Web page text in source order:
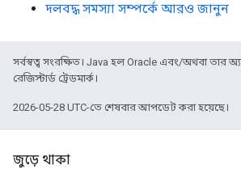
দলবদ্ধ সমস্যা সম্পর্কে আরও জানুন
সর্বস্বত্ব সংরক্ষিত। Java হল Oracle এবং/অথবা তার
রেজিস্টার্ড ট্রেডমার্ক।
2026-05-28 UTC-তে শেষবার আপডেট করা হয়েছে।
জুড়ে থাকা